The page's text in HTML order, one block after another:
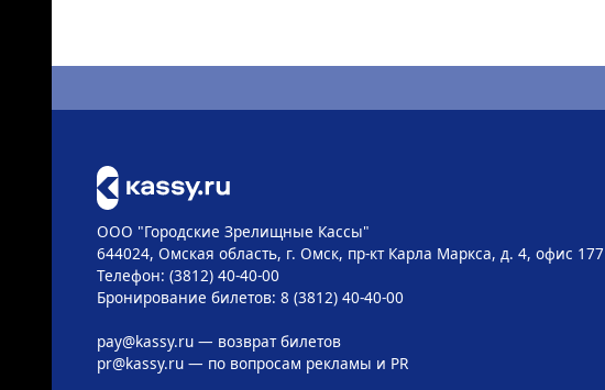
ООО "Городские Зрелищные Кассы"
644024, Омская область, г. Омск, пр-кт Карла Маркса, д. 4, офис 177
Телефон: (3812) 40-40-00
Бронирование билетов: 8 (3812) 40-40-00
pay@kassy.ru— возврат билетов
pr@kassy.ru— по вопросам рекламы и PR